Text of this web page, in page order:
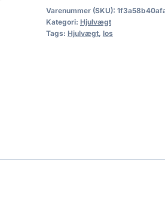
Varenummer (SKU):
Kategori: Hjulvægt
Tags: Hjulvægt, los